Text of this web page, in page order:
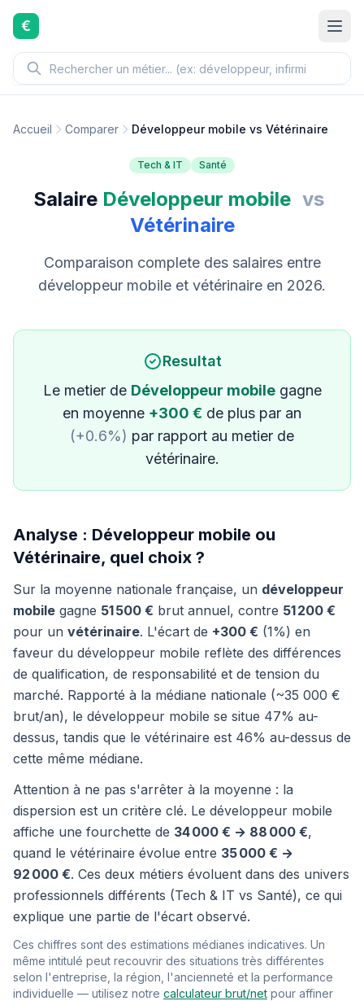
Aller au contenu principal
€
Accueil Comparer Développeur mobile vs Vétérinaire
Tech & IT Santé
Salaire Développeur mobile vs
Vétérinaire
Comparaison complete des salaires entre
développeur mobile et vétérinaire en 2026.
Resultat
Le metier de Développeur mobilegagne
en moyenne +300 € de plus par an
(+0.6%) par rapport au metier de
vétérinaire.
Analyse : Développeur mobile ou
Vétérinaire, quel choix ?
Sur la moyenne nationale française, un développeur
mobile gagne 51 500 € brut annuel, contre 51 200 €
pour un vétérinaire. L'écart de +300 € (1%) en
faveur du développeur mobile reflète des différences
de qualification, de responsabilité et de tension du
marché. Rapporté à la médiane nationale (~35 000 €
brut/an), le développeur mobile se situe 47% au-
dessus, tandis que le vétérinaire est 46% au-dessus de
cette même médiane.
Attention à ne pas s'arrêter à la moyenne : la
dispersion est un critère clé. Le développeur mobile
affiche une fourchette de 34 000 € → 88 000 €,
quand le vétérinaire évolue entre 35 000 € →
92 000 €. Ces deux métiers évoluent dans des univers
professionnels différents (Tech & IT vs Santé), ce qui
explique une partie de l'écart observé.
Ces chiffres sont des estimations médianes indicatives. Un
même intitulé peut recouvrir des situations très différentes
selon l'entreprise, la région, l'ancienneté et la performance
individuelle — utilisez notre calculateur brut/net pour affiner